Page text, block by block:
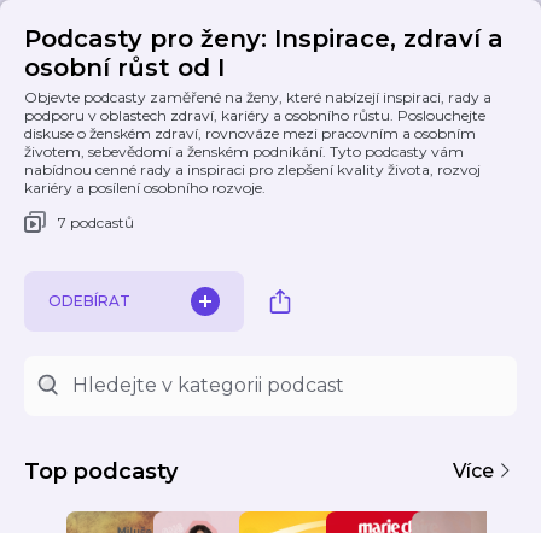
Podcasty pro ženy: Inspirace, zdraví a
osobní růst od I
Objevte podcasty zaměřené na ženy, které nabízejí inspiraci, rady a
podporu v oblastech zdraví, kariéry a osobního růstu. Poslouchejte
diskuse o ženském zdraví, rovnováze mezi pracovním a osobním
životem, sebevědomí a ženském podnikání. Tyto podcasty vám
nabídnou cenné rady a inspiraci pro zlepšení kvality života, rozvoj
kariéry a posílení osobního rozvoje.
7 podcastů
ODEBÍRAT
Top podcasty Více